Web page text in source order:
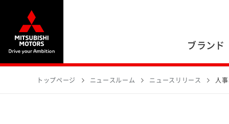
ブランド
トップページ ニュースルーム ニュースリリース 人